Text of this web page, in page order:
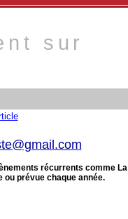
sur
récurrents comme La
ou prévue chaque année.